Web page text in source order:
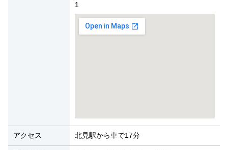
1
アクセス 北見駅から車で17分